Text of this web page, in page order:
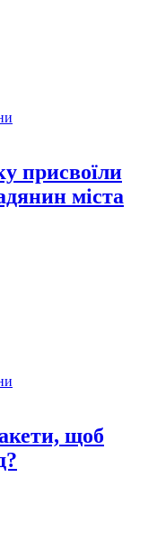
присвоїли
міста
щоб